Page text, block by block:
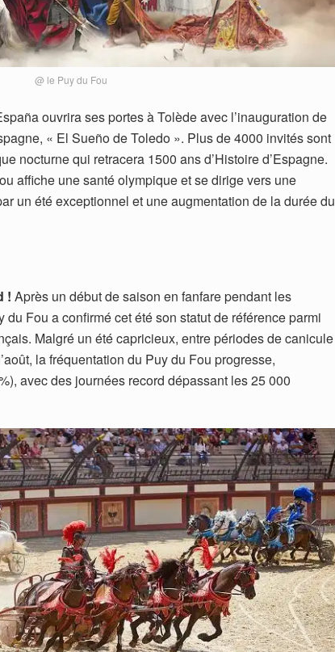
@ le Puy du Fou
ouvrira ses portes à Tolède avec l’inauguration de
« El Sueño de Toledo ». Plus de 4000 invités sont
nocturne qui retracera 1500 ans d’Histoire d’Espagne.
affiche une santé olympique et se dirige vers une
un été exceptionnel et une augmentation de la durée du
! Après un début de saison en fanfare pendant les
Fou a confirmé cet été son statut de référence parmi
Malgré un été capricieux, entre périodes de canicule
la fréquentation du Puy du Fou progresse,
avec des journées record dépassant les 25 000